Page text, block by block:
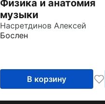
Физика и анатомия
музыки
Насретдинов Алексей
Бослен
В корзину